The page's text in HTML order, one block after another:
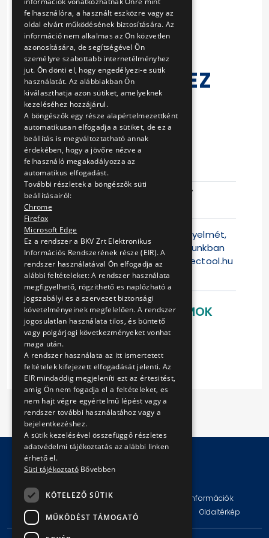
KÉSZÜLÉKEK
MEGFELELŐ
MŰKÖDÉSÉNEK
ELLENŐRZÉSÉHEZ
SZÜKSÉGES
PRÓBAJEGY
BESZERZÉSE
Eljárás száma
Ajánlattételi
határidő
2014-09-17
Felhívjuk a Tisztelt Ajánlattevők figyelmét,
hogy jelen versenyeztetési eljárásunkban
az ajánlattétel kizárólag awww.electool.hu
weblapon lehets
LETÖLTHETŐ DOKUMENTUMOK
Ajánlati felhívás
Keretszerződés
Impresszum Jogi nyilatkozat
Technikai információk
Adatvédelmi politika és tájékoztatások
Oldaltérkép
felhasználóra, a használt eszközre vagy az
oldal elvárt működésének biztosítására. Az
információ nem alkalmas az Ön közvetlen
azonosítására, de segítségével Ön
személyre szabottabb internetélményhez
jut. Ön dönti el, hogy engedélyezi-e sütik
használatát. Az alábbiakban Ön
kiválaszthatja azon sütiket, amelyeknek
kezeléséhez hozzájárul.
A böngészők egy része alapértelmezettként
automatikusan elfogadja a sütiket, de ez a
beállítás is megváltoztatható annak
érdekében, hogy a jövőre nézve a
felhasználó megakadályozza az
automatikus elfogadást.
További részletek a böngészők süti
beállításairól:
Chrome
Firefox
Microsoft Edge
Ez a rendszer a BKV Zrt Elektronikus
Információs Rendszerének része (EIR). A
rendszer használatával Ön elfogadja az
alábbi feltételeket: A rendszer használata
megfigyelhető, rögzithető es naplózható a
jogszabályi es a szervezet biztonsági
követelményeinek megfelelően. A rendszer
jogosulatlan használata tilos, és büntető
vagy polgárjogi következményeket vonhat
maga után.
A rendszer használata az itt ismertetett
feltételek kifejezett elfogadását jelenti. Az
EIR mindaddig megjeleníti ezt az értesitést,
amig Ön nem fogadja el a feltételeket, es
nem hajt végre egyértelmű lépést vagy a
rendszer további használatához vagy a
bejelentkezéshez.
A sütik kezelésével összefüggő részletes
adatvédelmi tájékoztatás az alábbi linken
érhető el.
Süti tájékoztató Bővebben
KÖTELEZŐ SÜTIK
MŰKÖDÉST TÁMOGATÓ